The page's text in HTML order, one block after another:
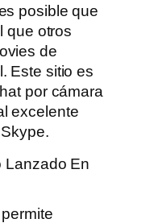
posible que
que otros
de
Este sitio es
por cámara
excelente
Lanzado En